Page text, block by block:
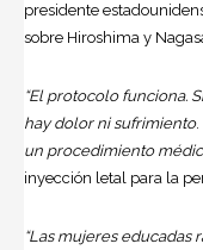
presidente
sobre Hiroshima y
“El protocolo funciona.
hay dolor ni sufrimiento.
un procedimiento
inyección letal para la
“Las mujeres educadas